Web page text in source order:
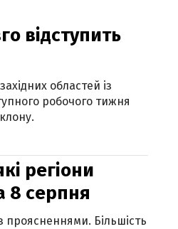
відступить
областей із
робочого тижня
регіони
8 серпня
проясненнями. Більшість